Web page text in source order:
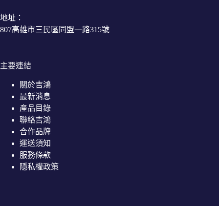
地址：
807高雄市三民區同盟一路315號
主要連結
關於吉鴻
最新消息
產品目錄
聯絡吉鴻
合作品牌
運送須知
服務條款
隱私權政策